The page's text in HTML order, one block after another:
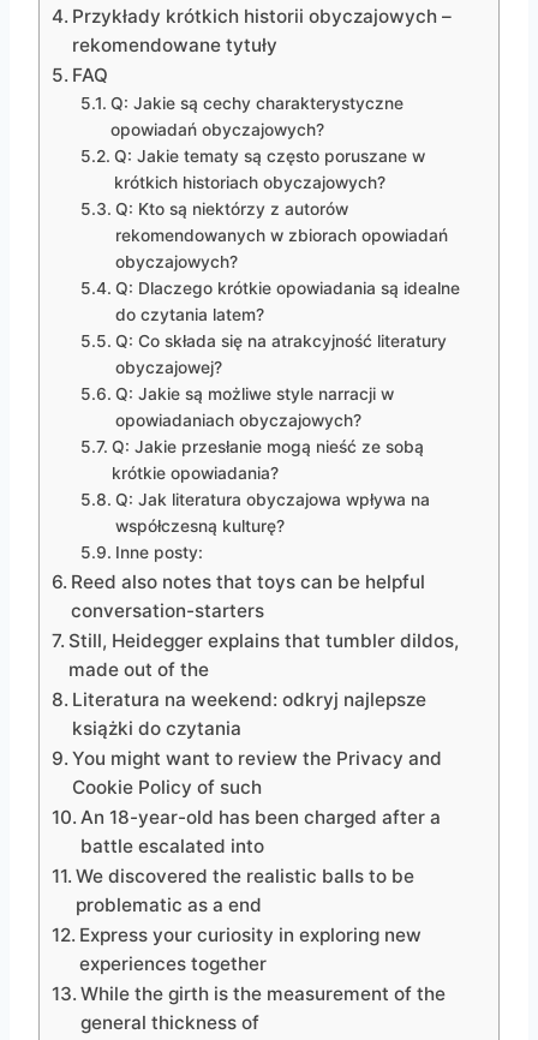
Przykłady krótkich historii obyczajowych –
rekomendowane tytuły
FAQ
Q: Jakie są cechy charakterystyczne
opowiadań obyczajowych?
Q: Jakie tematy są często poruszane w
krótkich historiach obyczajowych?
Q: Kto są niektórzy z autorów
rekomendowanych w zbiorach opowiadań
obyczajowych?
Q: Dlaczego krótkie opowiadania są idealne
do czytania latem?
Q: Co składa się na atrakcyjność literatury
obyczajowej?
Q: Jakie są możliwe style narracji w
opowiadaniach obyczajowych?
Q: Jakie przesłanie mogą nieść ze sobą
krótkie opowiadania?
Q: Jak literatura obyczajowa wpływa na
współczesną kulturę?
Inne posty:
Reed also notes that toys can be helpful
conversation-starters
Still, Heidegger explains that tumbler dildos,
made out of the
Literatura na weekend: odkryj najlepsze
książki do czytania
You might want to review the Privacy and
Cookie Policy of such
An 18-year-old has been charged after a
battle escalated into
We discovered the realistic balls to be
problematic as a end
Express your curiosity in exploring new
experiences together
While the girth is the measurement of the
general thickness of